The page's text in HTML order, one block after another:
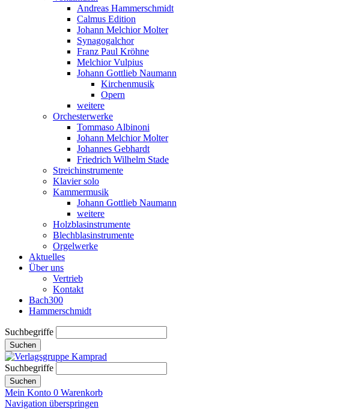
Andreas Hammerschmidt
Calmus Edition
Johann Melchior Molter
Synagogalchor
Franz Paul Kröhne
Melchior Vulpius
Johann Gottlieb Naumann
Kirchenmusik
Opern
weitere
Orchesterwerke
Tommaso Albinoni
Johann Melchior Molter
Johannes Gebhardt
Friedrich Wilhelm Stade
Streichinstrumente
Klavier solo
Kammermusik
Johann Gottlieb Naumann
weitere
Holzblasinstrumente
Blechblasinstrumente
Orgelwerke
Aktuelles
Über uns
Vertrieb
Kontakt
Bach300
Hammerschmidt
Suchbegriffe
Suchen
Suchbegriffe
Suchen
Mein Konto 0 Warenkorb
Navigation überspringen